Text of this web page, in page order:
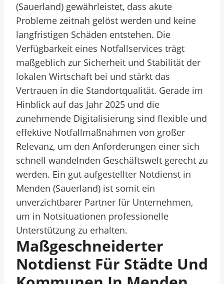
(Sauerland) gewährleistet, dass akute
Probleme zeitnah gelöst werden und keine
langfristigen Schäden entstehen. Die
Verfügbarkeit eines Notfallservices trägt
maßgeblich zur Sicherheit und Stabilität der
lokalen Wirtschaft bei und stärkt das
Vertrauen in die Standortqualität. Gerade im
Hinblick auf das Jahr 2025 und die
zunehmende Digitalisierung sind flexible und
effektive Notfallmaßnahmen von großer
Relevanz, um den Anforderungen einer sich
schnell wandelnden Geschäftswelt gerecht zu
werden. Ein gut aufgestellter Notdienst in
Menden (Sauerland) ist somit ein
unverzichtbarer Partner für Unternehmen,
um in Notsituationen professionelle
Unterstützung zu erhalten.
Maßgeschneiderter
Notdienst Für Städte Und